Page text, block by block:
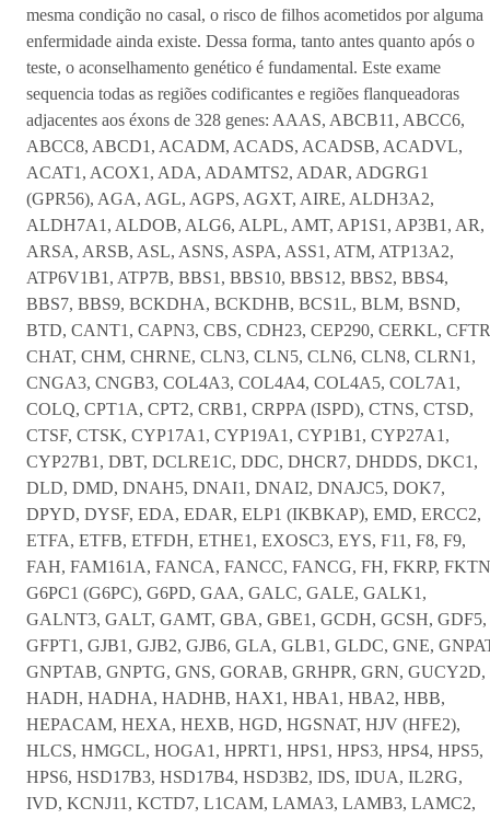
mesma condição no casal, o risco de filhos acometidos por alguma
enfermidade ainda existe. Dessa forma, tanto antes quanto após o
teste, o aconselhamento genético é fundamental. Este exame
sequencia todas as regiões codificantes e regiões flanqueadoras
adjacentes aos éxons de 328 genes: AAAS, ABCB11, ABCC6,
ABCC8, ABCD1, ACADM, ACADS, ACADSB, ACADVL,
ACAT1, ACOX1, ADA, ADAMTS2, ADAR, ADGRG1
(GPR56), AGA, AGL, AGPS, AGXT, AIRE, ALDH3A2,
ALDH7A1, ALDOB, ALG6, ALPL, AMT, AP1S1, AP3B1, AR,
ARSA, ARSB, ASL, ASNS, ASPA, ASS1, ATM, ATP13A2,
ATP6V1B1, ATP7B, BBS1, BBS10, BBS12, BBS2, BBS4,
BBS7, BBS9, BCKDHA, BCKDHB, BCS1L, BLM, BSND,
BTD, CANT1, CAPN3, CBS, CDH23, CEP290, CERKL,
CHAT, CHM, CHRNE, CLN3, CLN5, CLN6, CLN8, CLRN1,
CNGA3, CNGB3, COL4A3, COL4A4, COL4A5, COL7A1,
COLQ, CPT1A, CPT2, CRB1, CRPPA (ISPD), CTNS, CTSD,
CTSF, CTSK, CYP17A1, CYP19A1, CYP1B1, CYP27A1,
CYP27B1, DBT, DCLRE1C, DDC, DHCR7, DHDDS, DKC1,
DLD, DMD, DNAH5, DNAI1, DNAI2, DNAJC5, DOK7,
DPYD, DYSF, EDA, EDAR, ELP1 (IKBKAP), EMD, ERCC2,
ETFA, ETFB, ETFDH, ETHE1, EXOSC3, EYS, F11, F8, F9,
FAH, FAM161A, FANCA, FANCC, FANCG, FH, FKRP,
G6PC1 (G6PC), G6PD, GAA, GALC, GALE, GALK1,
GALNT3, GALT, GAMT, GBA, GBE1, GCDH, GCSH, GDF5,
GFPT1, GJB1, GJB2, GJB6, GLA, GLB1, GLDC, GNE,
GNPTAB, GNPTG, GNS, GORAB, GRHPR, GRN, GUCY2D,
HADH, HADHA, HADHB, HAX1, HBA1, HBA2, HBB,
HEPACAM, HEXA, HEXB, HGD, HGSNAT, HJV (HFE2),
HLCS, HMGCL, HOGA1, HPRT1, HPS1, HPS3, HPS4, HPS5,
HPS6, HSD17B3, HSD17B4, HSD3B2, IDS, IDUA, IL2RG,
IVD, KCNJ11, KCTD7, L1CAM, LAMA3, LAMB3, LAMC2,